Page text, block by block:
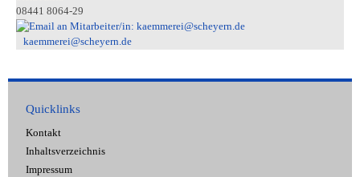
08441 8064-29
kaemmerei@scheyern.de
Quicklinks
Kontakt
Inhaltsverzeichnis
Impressum